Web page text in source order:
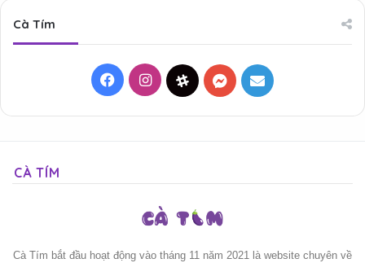
Cà Tím
FacebookInstagramThreadsMessenger
Mail
CÀ TÍM
Cà Tím bắt đầu hoạt động vào tháng 11 năm 2021 là website chuyên về